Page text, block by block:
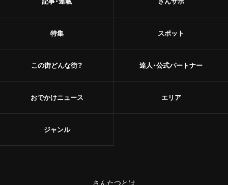
特集
この街どんな街？
おでかけニュース
スポット
達人・公式パートナー
エリア
ジャンル
さんたつとは